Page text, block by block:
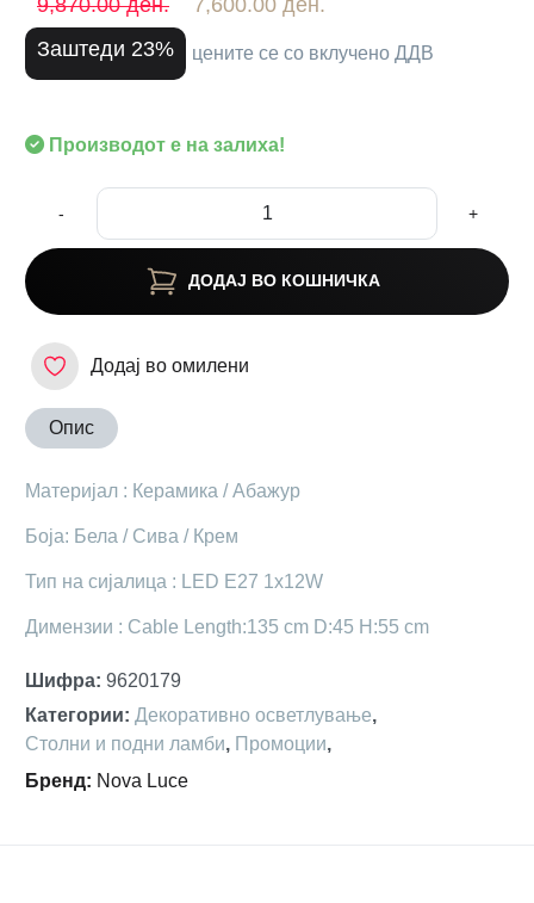
Заштеди 23%
цените се со вклучено ДДВ
Производот е на залиха!
- +
ДОДАЈ ВО КОШНИЧКА
Додај во омилени
Опис
Материјал : Керамика / Абажур
Боја: Бела / Сива / Крем
Тип на сијалица : LED E27 1x12W
Димензии : Cable Length:135 cm D:45 H:55 cm
Шифра: 9620179
Категории: Декоративно осветлување,
Столни и подни ламби, Промоции,
Бренд: Nova Luce